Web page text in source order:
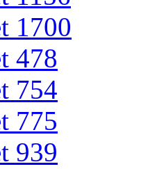
1700
478
754
775
939